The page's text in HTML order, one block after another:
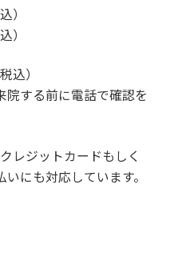
）
）
込）
する前に電話で確認を
レジットカードもしく
にも対応しています。